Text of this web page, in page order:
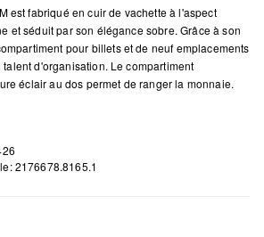
est fabriqué en cuir de vachette à l'aspect
et séduit par son élégance sobre. Grâce à son
pour billets et de neuf emplacements
d'organisation. Le compartiment
éclair au dos permet de ranger la monnaie.
2176678.8165.1